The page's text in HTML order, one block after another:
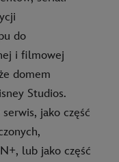
do
i filmowej
domem
Studios.
jako część
lub jako część